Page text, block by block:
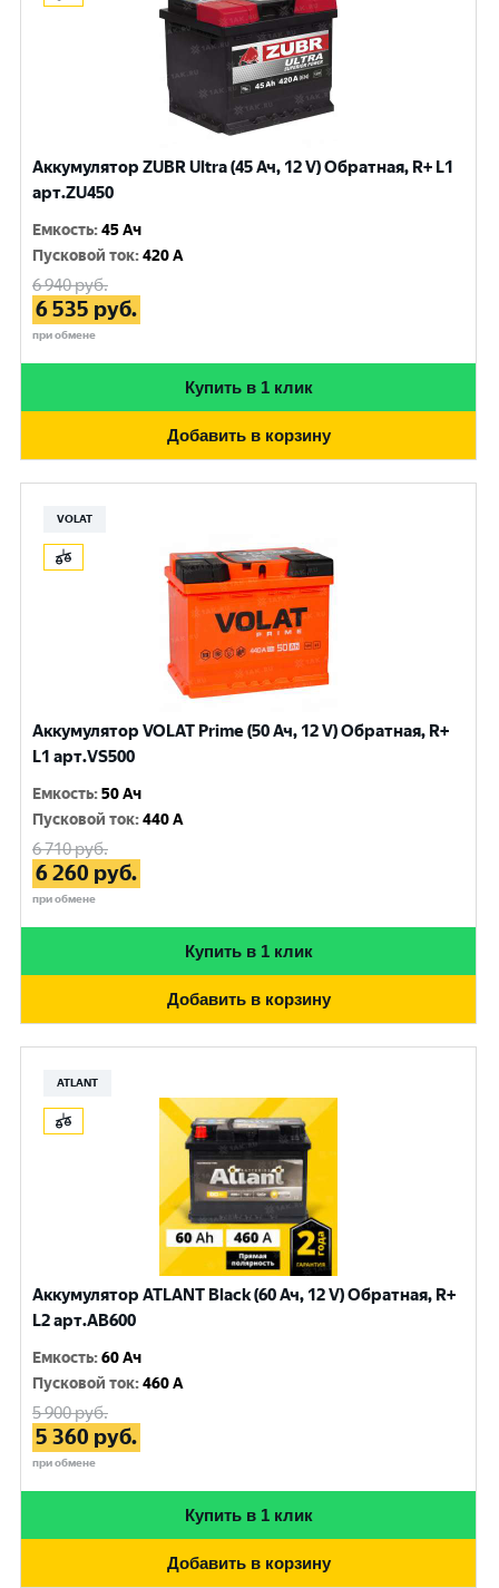
Аккумулятор ZUBR Ultra (45 Ач, 12 V) Обратная, R+ L1
арт.ZU450
Емкость:45 Ач
Пусковой ток:420 A
6 940руб.
6 535 руб.
при обмене
Купить в 1 клик
Добавить в корзину
VOLAT
Аккумулятор VOLAT Prime (50 Ач, 12 V) Обратная, R+
L1 арт.VS500
Емкость:50 Ач
Пусковой ток:440 A
6 710руб.
6 260 руб.
при обмене
Купить в 1 клик
Добавить в корзину
ATLANT
Аккумулятор ATLANT Black (60 Ач, 12 V) Обратная, R+
L2 арт.AB600
Емкость:60 Ач
Пусковой ток:460 A
5 900руб.
5 360 руб.
при обмене
Купить в 1 клик
Добавить в корзину